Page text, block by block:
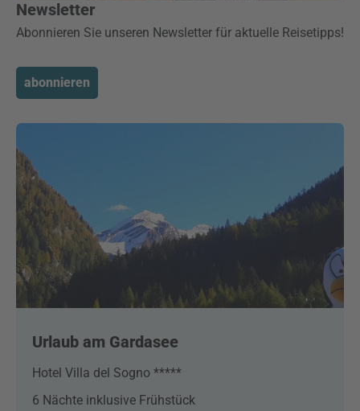
Newsletter
Abonnieren Sie unseren Newsletter für aktuelle Reisetipps!
abonnieren
Urlaub am Gardasee
Hotel Villa del Sogno *****
6 Nächte inklusive Frühstück